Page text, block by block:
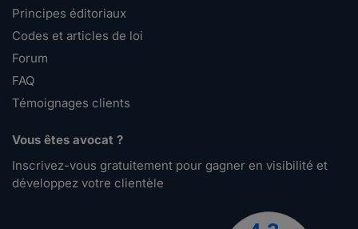
Principes éditoriaux
Codes et articles de loi
Forum
FAQ
Témoignages clients
Vous êtes avocat ?
Inscrivez-vous gratuitement pour gagner en visibilité et
développez votre clientèle